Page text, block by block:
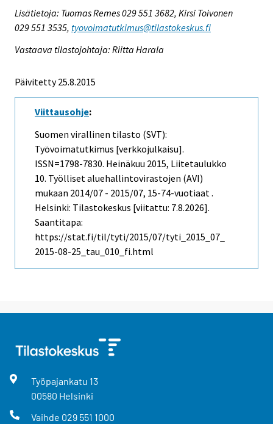
Lisätietoja: Tuomas Remes 029 551 3682, Kirsi Toivonen
029 551 3535, tyovoimatutkimus@tilastokeskus.fi
Vastaava tilastojohtaja: Riitta Harala
Päivitetty 25.8.2015
Viittausohje:
Suomen virallinen tilasto (SVT):
Työvoimatutkimus [verkkojulkaisu].
ISSN=1798-7830. Heinäkuu 2015, Liitetaulukko
10. Työlliset aluehallintovirastojen (AVI)
mukaan 2014/07 - 2015/07, 15-74-vuotiaat .
Helsinki: Tilastokeskus [viitattu: 7.8.2026].
Saantitapa:
https://stat.fi/til/tyti/2015/07/tyti_2015_07_
2015-08-25_tau_010_fi.html
Työpajankatu 13
00580 Helsinki
Vaihde 029 551 1000